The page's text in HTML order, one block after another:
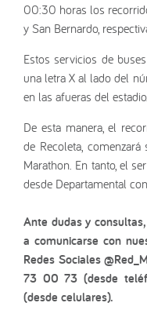
00:30 horas los
y San Bernardo,
Estos servicios de
una letra X al lado del
en las afueras del estadio.
De esta manera, el
de Recoleta,
Marathon. En tanto, el
desde Departamental
Ante dudas y
a comunicarse con
Redes Sociales
73 00 73 (desde
(desde celulares).